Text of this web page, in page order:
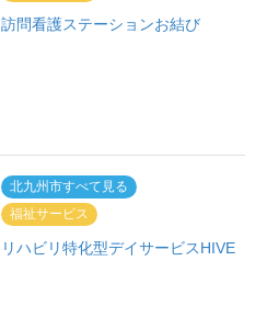
訪問看護ステーションお結び
北九州市すべて見る
福祉サービス
リハビリ特化型デイサービスHIVE